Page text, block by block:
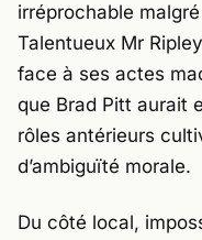
irréprochable
Talentueux Mr Ripley
face à ses actes
que Brad Pitt aurait
rôles antérieurs
d’ambiguïté morale.
Du côté local,